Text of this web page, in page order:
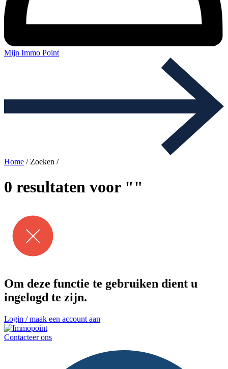
Mijn Immo Point
Home / Zoeken /
0 resultaten voor ""
Om deze functie te gebruiken dient u
ingelogd te zijn.
Login / maak een account aan
Contacteer ons